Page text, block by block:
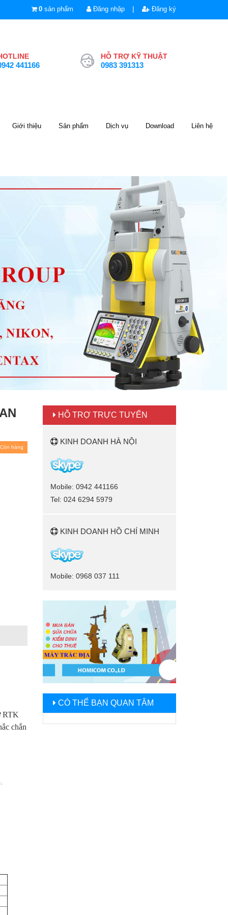
0 sản phẩm Đăng nhập | Đăng ký
441166
HỖ TRỢ KỸ THUẬT
0983 391313
Giới thiệu Sản phẩm Dịch vụ Download Liên hệ
Còn hàng
RTK
chắn
HỖ TRỢ TRỰC TUYẾN
KINH DOANH HÀ NỘI
Mobile: 0942 441166
Tel: 024 6294 5979
KINH DOANH HỒ CHÍ MINH
Mobile: 0968 037 111
CÓ THỂ BẠN QUAN TÂM